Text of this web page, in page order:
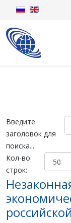
Введите
заголовок для
поиска...
Кол-во
строк: